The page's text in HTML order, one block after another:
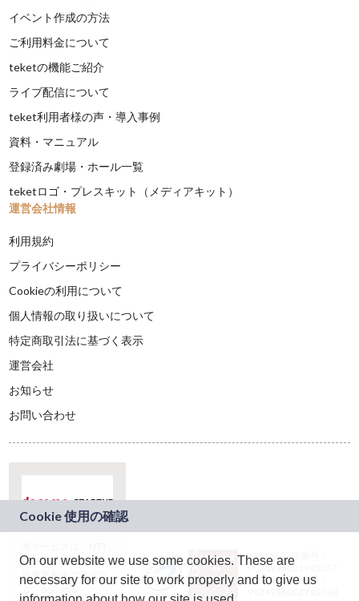
イベント作成の方法
ご利用料金について
teketの機能ご紹介
ライブ配信について
teket利用者様の声・導入事例
資料・マニュアル
登録済み劇場・ホール一覧
teketロゴ・プレスキット（メディアキット）
運営会社情報
利用規約
プライバシーポリシー
Cookieの利用について
個人情報の取り扱いについて
特定商取引法に基づく表示
運営会社
お知らせ
お問い合わせ
ドコモグループの新
規事業創出プログラ
ム「docomo
JASRAC許諾番号：
9024936001Y45037
JASRAC許諾番号：
On our website we use some cookies. These are
necessary for our site to work properly and to give us